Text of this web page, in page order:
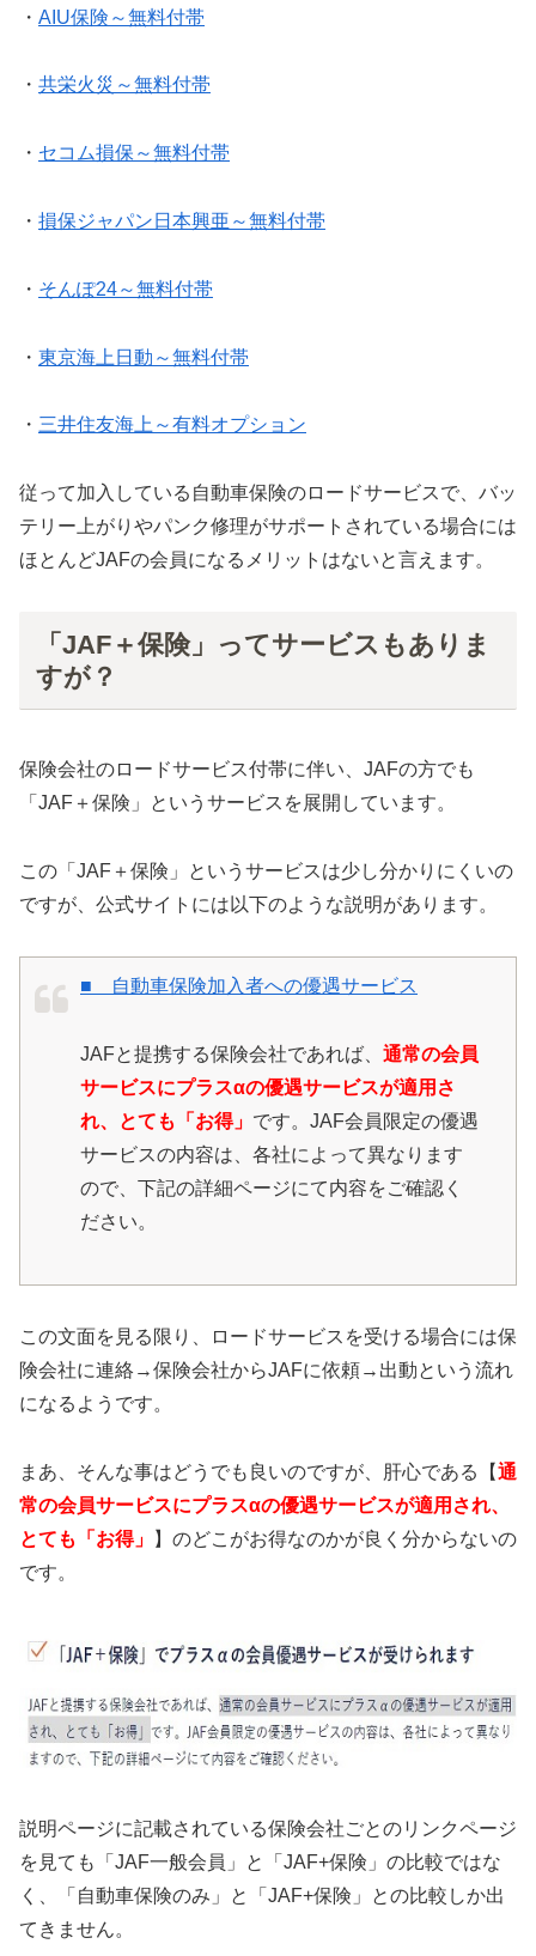
・ AIU保険～無料付帯
・ 共栄火災～無料付帯
・ セコム損保～無料付帯
・ 損保ジャパン日本興亜～無料付帯
・ そんぽ24～無料付帯
・ 東京海上日動～無料付帯
・ 三井住友海上～有料オプション
従って加入している自動車保険のロードサービスで、バッ
テリー上がりやパンク修理がサポートされている場合には
ほとんどJAFの会員になるメリットはないと言えます。
「JAF＋保険」ってサービスもありま
すが？
保険会社のロードサービス付帯に伴い、JAFの方でも
「JAF＋保険」というサービスを展開しています。
この「JAF＋保険」というサービスは少し分かりにくいの
ですが、公式サイトには以下のような説明があります。
■ 自動車保険加入者への優遇サービス
JAFと提携する保険会社であれば、 通常の会員
サービスにプラスαの優遇サービスが適用さ
れ、とても「お得」 です。JAF会員限定の優遇
サービスの内容は、各社によって異なります
ので、下記の詳細ページにて内容をご確認く
ださい。
この文面を見る限り、ロードサービスを受ける場合には保
険会社に連絡→保険会社からJAFに依頼→出動という流れ
になるようです。
まあ、そんな事はどうでも良いのですが、肝心である【通
常の会員サービスにプラスαの優遇サービスが適用され、
とても「お得」
】のどこがお得なのかが良く分からないの
です。
説明ページに記載されている保険会社ごとのリンクページ
を見ても「JAF一般会員」と「JAF+保険」の比較ではな
く、「自動車保険のみ」と「JAF+保険」との比較しか出
てきません。